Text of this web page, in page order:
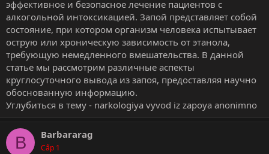
эффективное и безопасное лечение пациентов с
алкогольной интоксикацией. Запой представляет собой
состояние, при котором организм человека испытывает
острую или хроническую зависимость от этанола,
требующую немедленного вмешательства. В данной
статье мы рассмотрим различные аспекты
круглосуточного вывода из запоя, предоставляя научно
обоснованную информацию.
Углубиться в тему - narkologiya vyvod iz zapoya anonimno
B Barbararag
Cấp 1